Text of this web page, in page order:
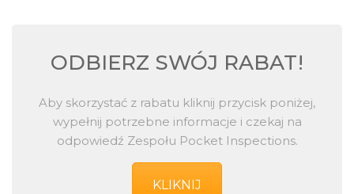
ODBIERZ SWÓJ RABAT!
Aby skorzystać z rabatu kliknij przycisk poniżej,
wypełnij potrzebne informacje i czekaj na
odpowiedź Zespołu Pocket Inspections.
KLIKNIJ